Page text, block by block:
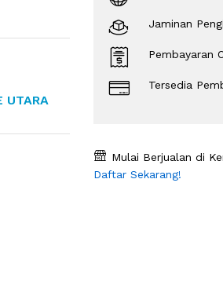
UTARA
Jaminan
Pembayaran
Tersedia
Mulai Berjualan di
Daftar Sekarang!